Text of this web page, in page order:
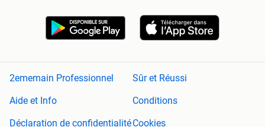
2ememain Professionnel
Sûr et Réussi
Aide et Info
Conditions
Déclaration de confidentialitéCookies